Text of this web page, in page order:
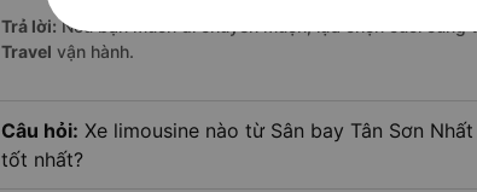
Trả lời:Nếu bạn muốn đi chuyến muộn, lựa chọn cuối cùng
Travel vận hành.
Câu hỏi: Xe limousine nào từ Sân bay Tân Sơn
tốt nhất?